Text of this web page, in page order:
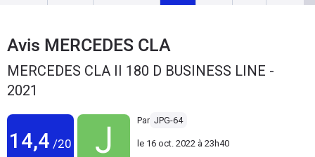
Essais
Guide
d'achat
Avis MERCEDES CLA
MERCEDES CLA II 180 D BUSINESS LINE -
2021
14,4 /20
Par JPG-64
le 16 oct. 2022 à 23h40